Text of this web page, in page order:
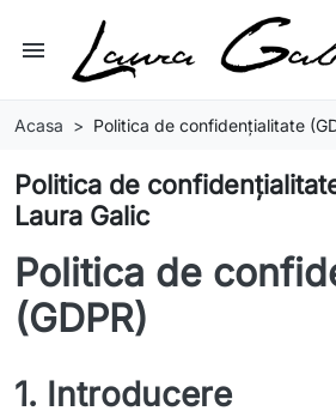
menu
Acasa Politica de confidențialitate
Politica de
Laura Galic
Politica de
(GDPR)
1. Introducere